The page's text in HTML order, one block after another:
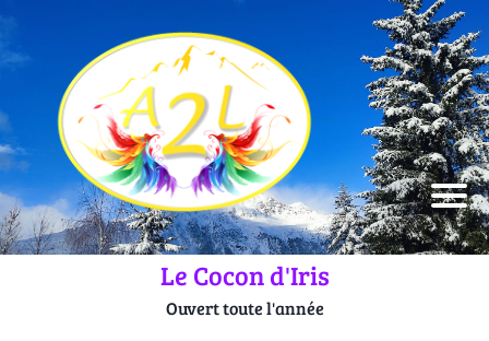
Le Cocon d'Iris
Ouvert toute l'année